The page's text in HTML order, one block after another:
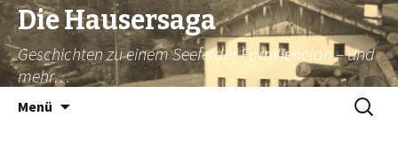
Die Hausersaga
Geschichten zu einem Seefelder Familienclan – und
mehr…
Menü
Suche
nach: